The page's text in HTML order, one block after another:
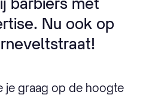
Nu ook op
je graag op de hoogte